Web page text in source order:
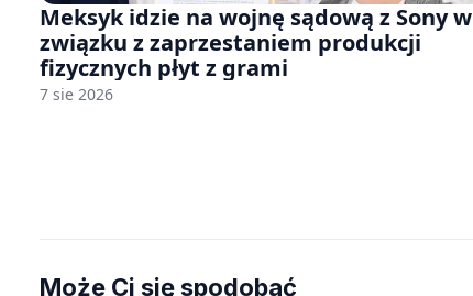
Meksyk idzie na wojnę sądową z Sony w
związku z zaprzestaniem produkcji
fizycznych płyt z grami
7 sie 2026
Może Ci się spodobać